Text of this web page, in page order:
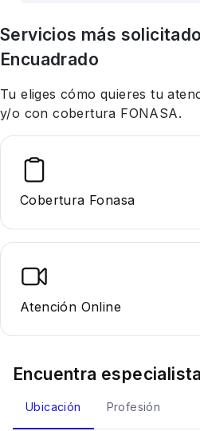
Servicios más
Encuadrado
Tu eliges cómo quieres tu
y/o con cobertura FONASA.
Cobertura Fonasa
Atención Online
Encuentra
Ubicación Profesión